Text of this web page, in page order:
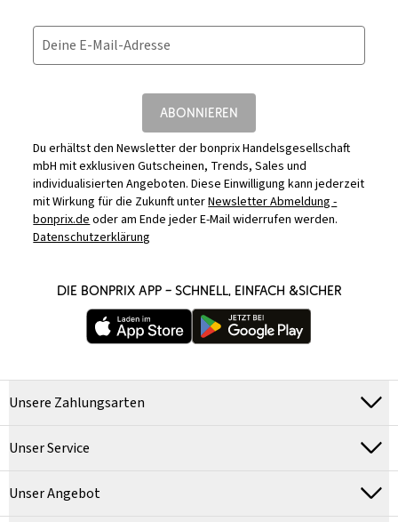
Deine E-Mail-Adresse
ABONNIEREN
Du erhältst den Newsletter der bonprix Handelsgesellschaft
mbH mit exklusiven Gutscheinen, Trends, Sales und
individualisierten Angeboten. Diese Einwilligung kann jederzeit
mit Wirkung für die Zukunft unterNewsletter Abmeldung -
bonprix.deoder am Ende jeder E-Mail widerrufen werden.
Datenschutzerklärung
DIE BONPRIX APP – SCHNELL, EINFACH &SICHER
Unsere Zahlungsarten
Unser Service
Unser Angebot